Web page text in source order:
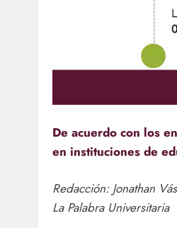
De acuerdo con los
en instituciones de
Redacción: Jonathan
La Palabra Universitaria